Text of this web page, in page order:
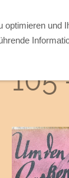
105
optimieren und